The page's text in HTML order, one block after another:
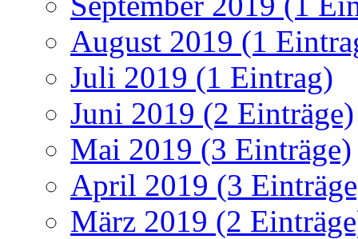
August 2019 (1
Juli 2019 (1 Eintrag)
Juni 2019 (2 Einträge)
Mai 2019 (3 Einträge)
April 2019 (3
März 2019 (2